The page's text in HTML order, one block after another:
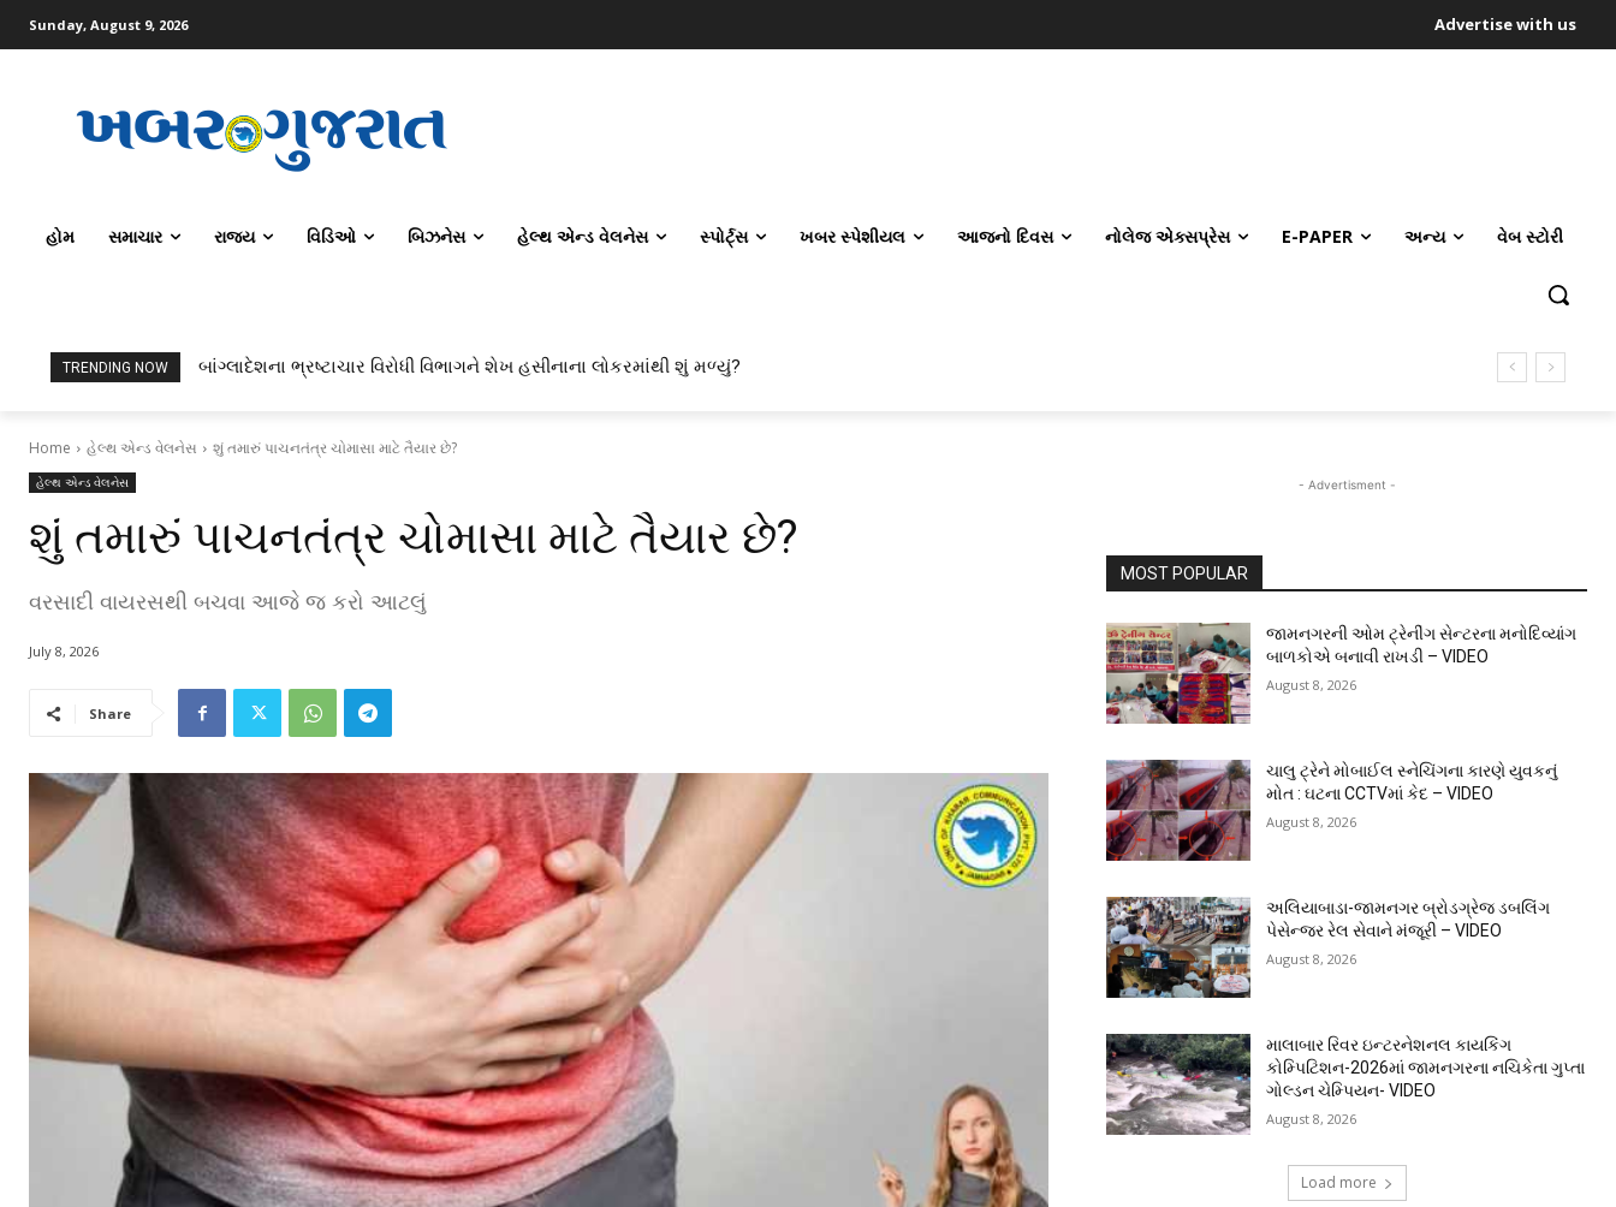
Sunday, August 9, 2026 Advertise with us
હોમ સમાચાર રાજ્ય વિડિઓ બિઝનેસ હેલ્થ એન્ડ વેલનેસ સ્પોર્ટ્સ ખબર સ્પેશીયલ આજનો દિવસ નોલેજ એક્સપ્રેસ E-PAPER અન્ય વેબ સ્ટોરી
TRENDING NOW ટોપર્સ કોમ્પ્યુટર સાયન્સ અને AI કરતાં સિવિલ એન્જિનિયરિંગ કેમ પસંદ કરી રહ્યા છે? IITનો ટ્રેન્ડ બદલાઈ ગયો છે
બાંગ્લાદેશના ભ્રષ્ટાચાર વિરોધી વિભાગને શેખ હસીનાના લોકરમાંથી શું મળ્યું?
Home હેલ્થ એન્ડ વેલનેસ શું તમારું પાચનતંત્ર ચોમાસા માટે તૈયાર છે?
હેલ્થ એન્ડ વેલનેસ
શું તમારું પાચનતંત્ર ચોમાસા માટે તૈયાર છે?
વરસાદી વાયરસથી બચવા આજે જ કરો આટલું
July 8, 2026
Share
- Advertisment -
MOST POPULAR
જામનગરની ઓમ ટ્રેનીંગ સેન્ટરના મનોદિવ્યાંગ
બાળકોએ બનાવી રાખડી – VIDEO
August 8, 2026
ચાલુ ટ્રેને મોબાઈલ સ્નેચિંગના કારણે યુવકનું
મોત : ઘટના CCTVમાં કેદ – VIDEO
August 8, 2026
અલિયાબાડા-જામનગર બ્રોડગ્રેજ ડબલિંગ
પેસેન્જર રેલ સેવાને મંજૂરી – VIDEO
August 8, 2026
માલાબાર રિવર ઇન્ટરનેશનલ કાયકિંગ
કોમ્પિટિશન-2026માં જામનગરના નચિકેતા ગુપ્તા
ગોલ્ડન ચેમ્પિયન- VIDEO
August 8, 2026
Load more